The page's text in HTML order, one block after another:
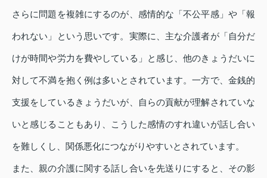
さらに問題を複雑にするのが、感情的な「不公平感」や「報
われない」という思いです。実際に、主な介護者が「自分だ
けが時間や労力を費やしている」と感じ、他のきょうだいに
対して不満を抱く例は多いとされています。一方で、金銭的
支援をしているきょうだいが、自らの貢献が理解されていな
いと感じることもあり、こうした感情のすれ違いが話し合い
を難しくし、関係悪化につながりやすいとされています。
また、親の介護に関する話し合いを先送りにすると、その影